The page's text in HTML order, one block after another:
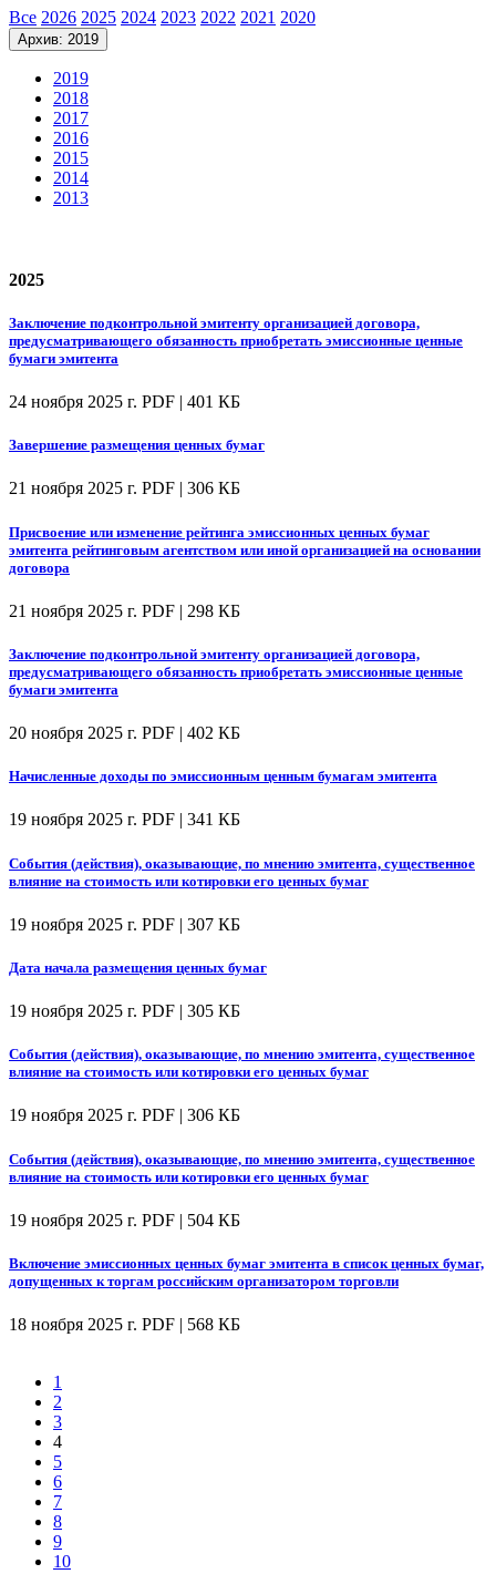
Все 2026 2025 2024 2023 2022 2021 2020
Архив: 2019
2019
2018
2017
2016
2015
2014
2013
2025
Заключение подконтрольной эмитенту организацией договора,
предусматривающего обязанность приобретать эмиссионные ценные
бумаги эмитента
24 ноября 2025 г. PDF | 401 КБ
Завершение размещения ценных бумаг
21 ноября 2025 г. PDF | 306 КБ
Присвоение или изменение рейтинга эмиссионных ценных бумаг
эмитента рейтинговым агентством или иной организацией на основании
договора
21 ноября 2025 г. PDF | 298 КБ
Заключение подконтрольной эмитенту организацией договора,
предусматривающего обязанность приобретать эмиссионные ценные
бумаги эмитента
20 ноября 2025 г. PDF | 402 КБ
Начисленные доходы по эмиссионным ценным бумагам эмитента
19 ноября 2025 г. PDF | 341 КБ
События (действия), оказывающие, по мнению эмитента, существенное
влияние на стоимость или котировки его ценных бумаг
19 ноября 2025 г. PDF | 307 КБ
Дата начала размещения ценных бумаг
19 ноября 2025 г. PDF | 305 КБ
События (действия), оказывающие, по мнению эмитента, существенное
влияние на стоимость или котировки его ценных бумаг
19 ноября 2025 г. PDF | 306 КБ
События (действия), оказывающие, по мнению эмитента, существенное
влияние на стоимость или котировки его ценных бумаг
19 ноября 2025 г. PDF | 504 КБ
Включение эмиссионных ценных бумаг эмитента в список ценных бумаг,
допущенных к торгам российским организатором торговли
18 ноября 2025 г. PDF | 568 КБ
1
2
3
4
5
6
7
8
9
10